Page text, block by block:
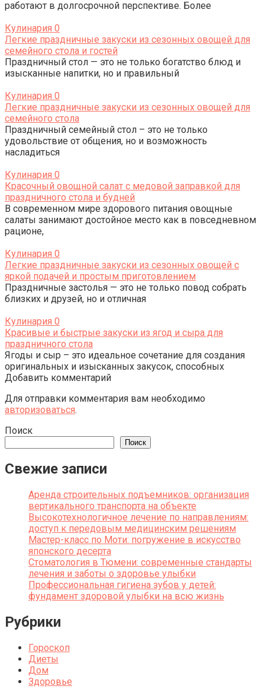
работают в долгосрочной перспективе. Более
Кулинария 0
Легкие праздничные закуски из сезонных овощей для
семейного стола и гостей
Праздничный стол — это не только богатство блюд и
изысканные напитки, но и правильный
Кулинария 0
Легкие праздничные закуски из сезонных овощей для
семейного стола
Праздничный семейный стол – это не только
удовольствие от общения, но и возможность
насладиться
Кулинария 0
Красочный овощной салат с медовой заправкой для
праздничного стола и будней
В современном мире здорового питания овощные
салаты занимают достойное место как в повседневном
рационе,
Кулинария 0
Легкие праздничные закуски из сезонных овощей с
яркой подачей и простым приготовлением
Праздничные застолья — это не только повод собрать
близких и друзей, но и отличная
Кулинария 0
Красивые и быстрые закуски из ягод и сыра для
праздничного стола
Ягоды и сыр – это идеальное сочетание для создания
оригинальных и изысканных закусок, способных
Добавить комментарий
Для отправки комментария вам необходимо
авторизоваться.
Поиск
Поиск
Свежие записи
Аренда строительных подъемников: организация
вертикального транспорта на объекте
Высокотехнологичное лечение по направлениям:
доступ к передовым медицинским решениям
Мастер-класс по Моти: погружение в искусство
японского десерта
Стоматология в Тюмени: современные стандарты
лечения и заботы о здоровье улыбки
Профессиональная гигиена зубов у детей:
фундамент здоровой улыбки на всю жизнь
Рубрики
Гороскоп
Диеты
Дом
Здоровье